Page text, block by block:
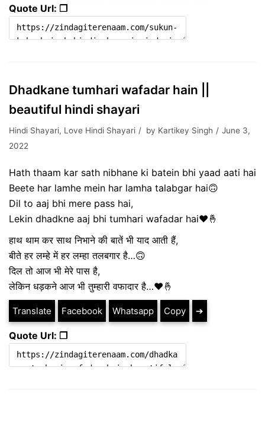
Quote Url: ❐
Dhadkane tumhari wafadar hain ||
beautiful hindi shayari
Hindi Shayari, Love Hindi Shayari by Kartikey Singh
June 3,
2022
Hath thaam kar sath nibhane ki batein bhi yaad aati hai
Beete har lamhe mein har lamha talabgar hai🙃
Dil to aaj bhi mere pass hai,
Lekin dhadkne aaj bhi tumhari wafadar hai❤️🤞
हाथ थाम कर साथ निभाने की बातें भी याद आती हैं,
बीते हर लम्हे में हर लम्हा तलबगार है…🙃
दिल तो आज भी मेरे पास है,
लेकिन धड़कने आज भी तुम्हारी वफादार है…❤️🤞
Translate Facebook Whatsapp Copy ➔
Quote Url: ❐